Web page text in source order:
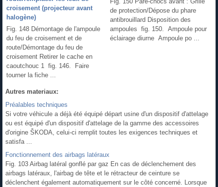
croisement (projecteur avant
halogène)
Fig. 148 Démontage de l'ampoule
du feu de croisement et de
route/Démontage du feu de
croisement Retirer le cache en
caoutchouc 1 fig. 146. Faire
tourner la fiche ...
de protection/Dépose du phare
antibrouillard Disposition des
ampoules fig. 150. Ampoule pour
éclairage diurne Ampoule po ...
Autres materiaux:
Préalables techniques
Si votre véhicule a déjà été équipé départ usine d'un dispositif d'attelage
ou est équipé d'un dispositif d'attelage de la gamme des accessoires
d'origine ŠKODA, celui-ci remplit toutes les exigences techniques et
satisfa ...
Fonctionnement des airbags latéraux
Fig. 103 Airbag latéral gonflé par gaz En cas de déclenchement des
airbags latéraux, l'airbag de tête et le rétracteur de ceinture se
déclenchent également automatiquement sur le côté concerné. Lorsque